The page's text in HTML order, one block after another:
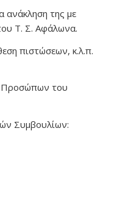
ανάκληση της με
Τ. Σ. Αφάλωνα.
πιστώσεων, κ.λ.π.
Προσώπων του
Συμβουλίων: